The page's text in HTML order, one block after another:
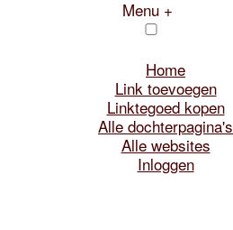
Menu +
Home
Link toevoegen
Linktegoed kopen
Alle dochterpagina's
Alle websites
Inloggen